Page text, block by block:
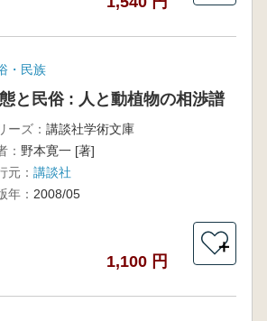
・民族
と民俗 : 人と動植物の相渉譜
ーズ： 講談社学術文庫
： 野本寛一 [著]
元： 講談社
年： 2008/05
1,100 円
＋